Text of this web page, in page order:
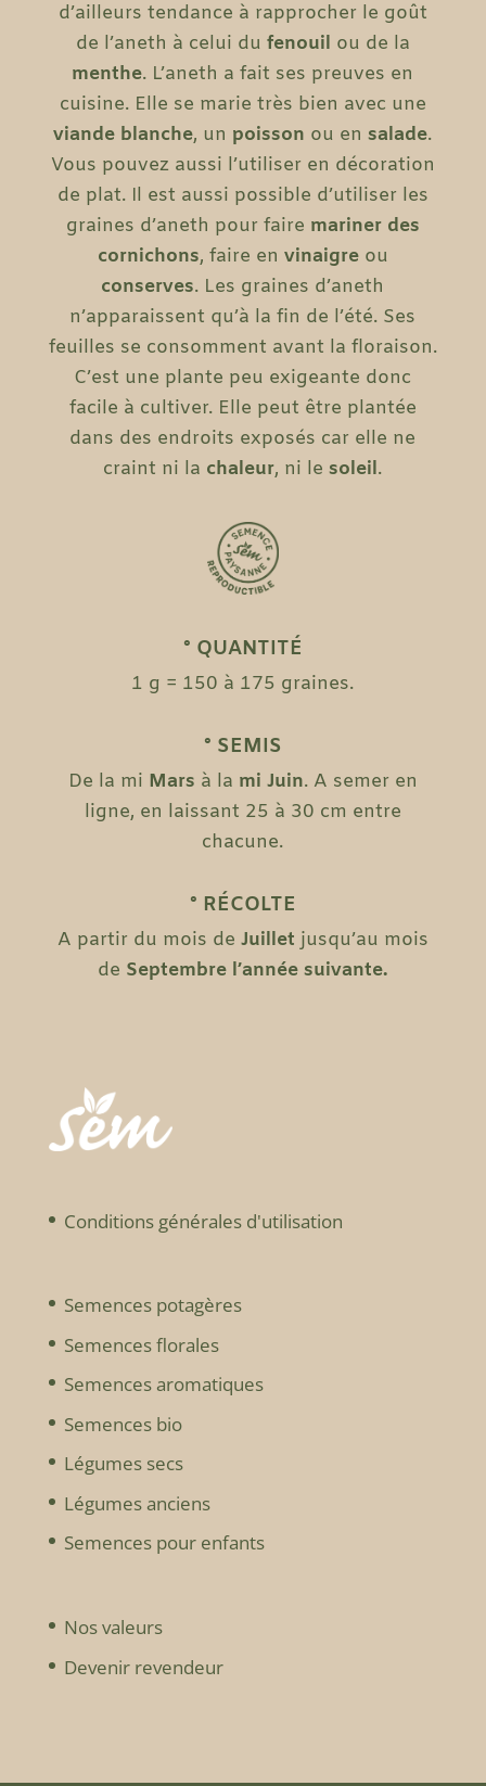
d’ailleurs tendance à rapprocher le goût
de l’aneth à celui du fenouil ou de la
menthe. L’aneth a fait ses preuves en
cuisine. Elle se marie très bien avec une
viande blanche, un poisson ou ensalade.
Vous pouvez aussi l’utiliser en décoration
de plat. Il est aussi possible d’utiliser les
graines d’aneth pour faire mariner des
cornichons, faire en vinaigreou
conserves. Les graines d’aneth
n’apparaissent qu’à la fin de l’été. Ses
feuilles se consomment avant la floraison.
C’est une plante peu exigeante donc
facile à cultiver. Elle peut être plantée
dans des endroits exposés car elle ne
craint ni la chaleur, ni lesoleil.
° QUANTITÉ
1 g = 150 à 175 graines.
° SEMIS
De la mi Mars à la mi Juin. A semer en
ligne, en laissant 25 à 30 cm entre
chacune.
° RÉCOLTE
A partir du mois de Juillet jusqu’au mois
de Septembre l’année suivante.
Conditions générales d'utilisation
Semences potagères
Semences florales
Semences aromatiques
Semences bio
Légumes secs
Légumes anciens
Semences pour enfants
Nos valeurs
Devenir revendeur